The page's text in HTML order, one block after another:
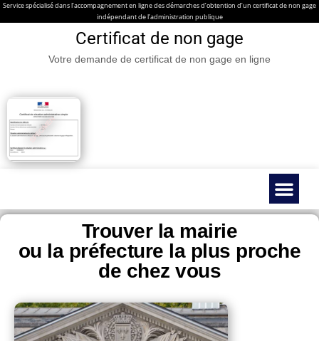
Service spécialisé dans l’accompagnement en ligne des démarches d’obtention d’un certificat de non gage
indépendant de l’administration publique
Certificat de non gage
Votre demande de certificat de non gage en ligne
Trouver la mairie
ou la préfecture la plus proche
de chez vous